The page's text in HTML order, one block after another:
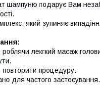
шампуню подарує Вам
який зупиняє
лекгкий масаж
повторити процедуру.
для частого застосування.